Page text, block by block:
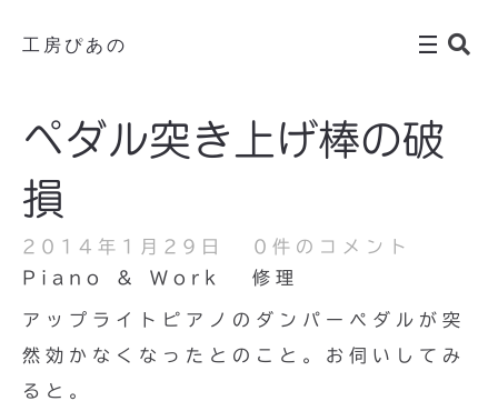
工房ぴあの
ペダル突き上げ棒の破
損
2014年1月29日
0件のコメント
Piano & Work
修理
アップライトピアノのダンパーペダルが突
然効かなくなったとのこと。お伺いしてみ
ると。